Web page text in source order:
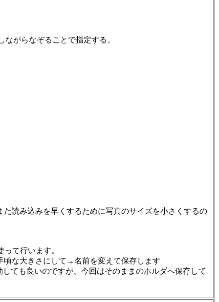
がらなぞることで指定する。
読み込みを早くするために写真のサイズを小さくするの
て行います。
な大きさにして→名前を変えて保存します
ても良いのですが、今回はそのままのホルダへ保存して